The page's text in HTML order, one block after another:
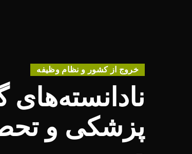
خروج از کشور و نظام وظیفه
پزشکی و